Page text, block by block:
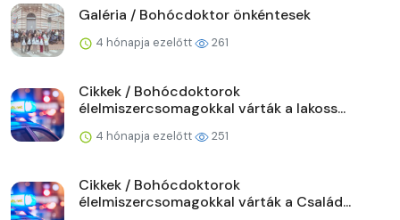
Galéria / Bohócdoktor önkéntesek
4 hónapja ezelőtt 261
Cikkek / Bohócdoktorok
élelmiszercsomagokkal várták a lakoss...
4 hónapja ezelőtt 251
Cikkek / Bohócdoktorok
élelmiszercsomagokkal várták a Család...